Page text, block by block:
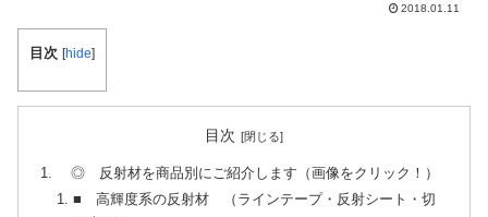
2018.01.11
目次 [hide]
目次
◎ 反射材を商品別にご紹介します（画像をクリック！）
■ 高輝度系の反射材 （ラインテープ・反射シート・切